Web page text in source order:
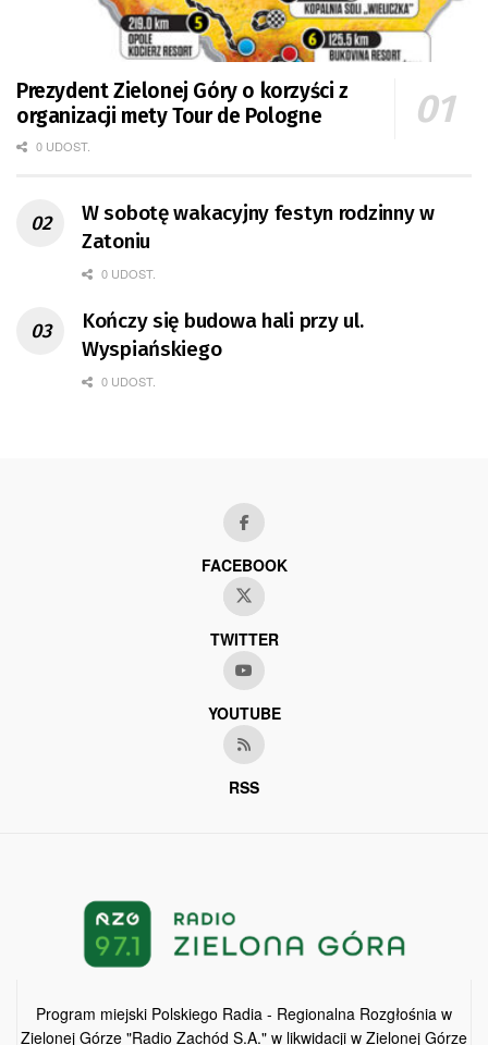
Prezydent Zielonej Góry o korzyści z
organizacji mety Tour de Pologne
0 UDOST.
W sobotę wakacyjny festyn rodzinny w
Zatoniu
0 UDOST.
Kończy się budowa hali przy ul.
Wyspiańskiego
0 UDOST.
FACEBOOK
TWITTER
YOUTUBE
RSS
Program miejski Polskiego Radia - Regionalna Rozgłośnia w
Zielonej Górze "Radio Zachód S.A." w likwidacji w Zielonej Górze